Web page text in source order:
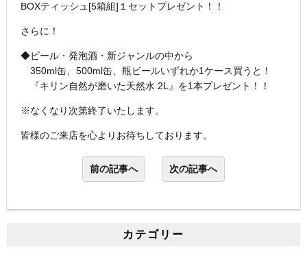
BOXティッシュ[5箱組]１セットプレゼント！！
さらに！
◆ビール・発泡酒・新ジャンルの中から
350ml缶、500ml缶、瓶ビールいずれか1ケース買うと！
『キリン自然が磨いた天然水 2L』を1本プレゼント！！
※なくなり次第終了いたします。
皆様のご来店を心よりお待ちしております。
前の記事へ 次の記事へ
カテゴリー